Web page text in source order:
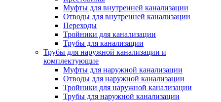
Муфты для внутренней канализации
Отводы для внутренней канализации
Переходы
Тройники для канализации
Трубы для канализации
Трубы для наружной канализации и
комплектующие
Муфты для наружной канализации
Отводы для наружной канализации
Тройники для наружной канализации
Трубы для наружной канализации